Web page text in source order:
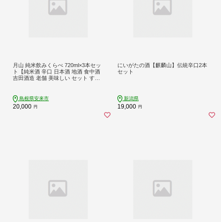
月山 純米飲みくらべ 720ml×3本セッ
ト【純米酒 辛口 日本酒 地酒 食中酒
吉田酒造 老舗 美味しい セット すっ
根県 安来市】【価格改定】【20-YF-
35】
島根県安来市
20,000 円
にいがたの酒【麒麟山】伝統辛口2本
セット
新潟県
19,000 円